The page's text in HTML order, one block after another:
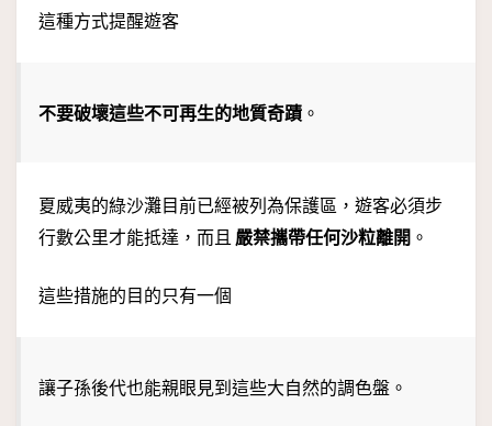
這種方式提醒遊客
不要破壞這些不可再生的地質奇蹟 。
夏威夷的綠沙灘目前已經被列為保護區，遊客必須步
行數公里才能抵達，而且 嚴禁攜帶任何沙粒離開 。
這些措施的目的只有一個
讓子孫後代也能親眼見到這些大自然的調色盤。